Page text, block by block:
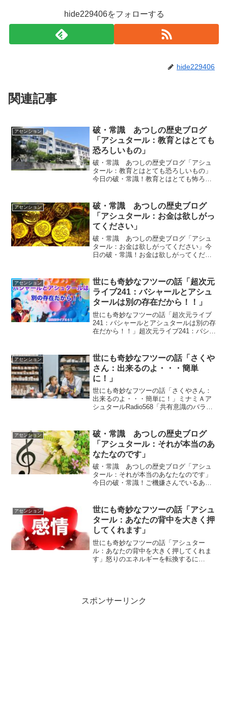
hide229406をフォローする
hide229406
関連記事
アセンション
破・常識 あつしの歴史ブログ
「アシュタール：教育とはとても
恐ろしいもの」
破・常識 あつしの歴史ブログ「アシュ
タール：教育とはとても恐ろしいもの」
今日の破・常識！教育とはとても怖ろし
でとても怖いものなのです。ｂｙアシュ
タールアシュタールからの...
アセンション
破・常識 あつしの歴史ブログ
「アシュタール：お金は欲しがっ
てください」
破・常識 あつしの歴史ブログ「アシュ
タール：お金は欲しがってください」今
日の破・常識！お金は欲しがってくださ
アシュタール アシュタールからのメッ
セージ今日のアシュタール...
アセンション
世にも奇妙なフツーの話「超次元
ライブ241：バシャールとアシュ
タールは別の存在だから！！」
世にも奇妙なフツーの話「超次元ライブ
241：バシャールとアシュタールは別の存
在だから！！」超次元ライブ241：バシャ
言ってる エネルギー場って何ぞや？ さく
やさんが深堀して...
アセンション
世にも奇妙なフツーの話「さくや
さん：出来るのよ・・・簡単
に！」
世にも奇妙なフツーの話「さくやさん：
出来るのよ・・・簡単に！」ミナミＡア
シュタールRadio568「共有意識のバラン
ス感覚」「出来るのよ・・・簡単に...
アセンション
破・常識 あつしの歴史ブログ
「アシュタール：それが本当のあ
なたなのです」
破・常識 あつしの歴史ブログ「アシュ
タール：それが本当のあなたなのです」
今日の破・常識！ご機嫌さんでいるあな
セージ今日のアシュタールからのメッセ
ージをお伝えします。 ...
アセンション
世にも奇妙なフツーの話「アシュ
タール：あなたの背中を大きく押
してくれます」
世にも奇妙なフツーの話「アシュター
ル：あなたの背中を大きく押してくれま
す」怒りのエネルギーを転換するに
スポンサーリンク